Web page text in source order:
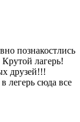
познакостлись
лагерь!
друзей!!!
легерь сюда все